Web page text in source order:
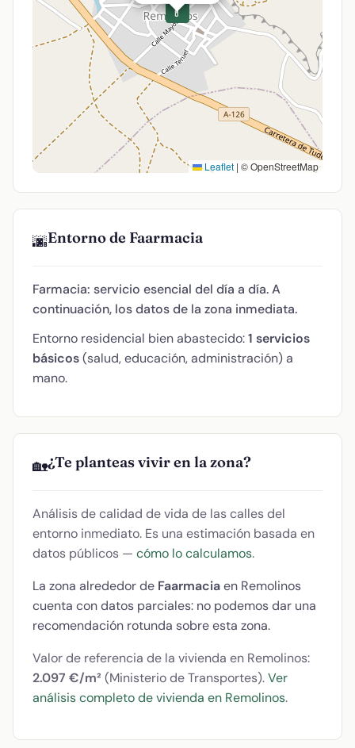
💊
Leaflet | © OpenStreetMap
🌆Entorno de Faarmacia
Farmacia: servicio esencial del día a día. A
continuación, los datos de la zona inmediata.
Entorno residencial bien abastecido:1 servicios
básicos(salud, educación, administración) a
mano.
🏡¿Te planteas vivir en la zona?
Análisis de calidad de vida de las calles del
entorno inmediato. Es una estimación basada en
datos públicos — cómo lo calculamos.
La zona alrededor de Faarmaciaen Remolinos
cuenta con datos parciales: no podemos dar una
recomendación rotunda sobre esta zona.
Valor de referencia de la vivienda en Remolinos:
2.097 €/m² (Ministerio de Transportes).Ver
análisis completo de vivienda en Remolinos.